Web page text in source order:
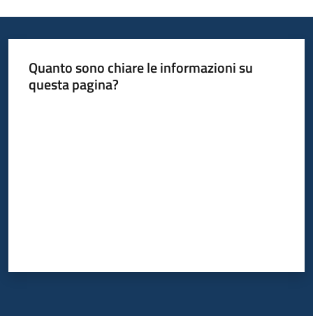
Quanto sono chiare le informazioni su
questa pagina?